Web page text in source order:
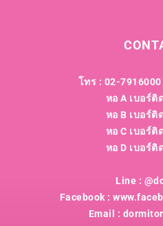
โทร : 02-
หอ A เบอร์ติ
หอ B เบอร์ติ
หอ C เบอร์ติ
หอ D เบอร์ติ
Line :
Facebook :
Email :